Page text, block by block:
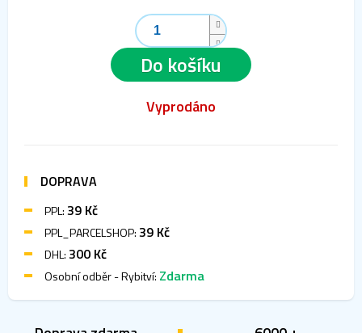
Do košíku
Vyprodáno
DOPRAVA
PPL:39 Kč
PPL_PARCELSHOP:39 Kč
DHL:300 Kč
Osobní odběr - Rybitví: Zdarma